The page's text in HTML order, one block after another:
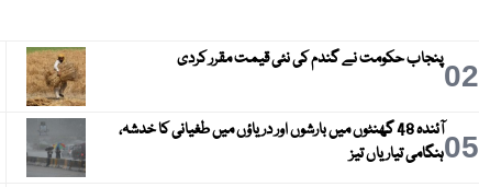
02پنجاب حکومت نے گندم کی نئی قیمت مقرر کردی
05
آئندہ 48 گھنٹوں میں بارشوں اور دریاؤں میں طغیانی کا خدشہ،
ہنگامی تیاریاں تیز